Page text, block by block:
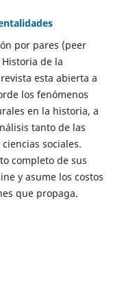
por pares (peer
de la
esta abierta a
los fenómenos
en la historia, a
tanto de las
sociales.
completo de sus
y asume los costos
que propaga.